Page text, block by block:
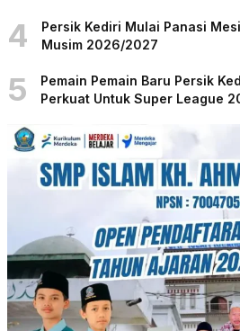
4
Persik Kediri Mulai Panasi
Musim 2026/2027
5
Pemain Pemain Baru Persik
Perkuat Untuk Super League